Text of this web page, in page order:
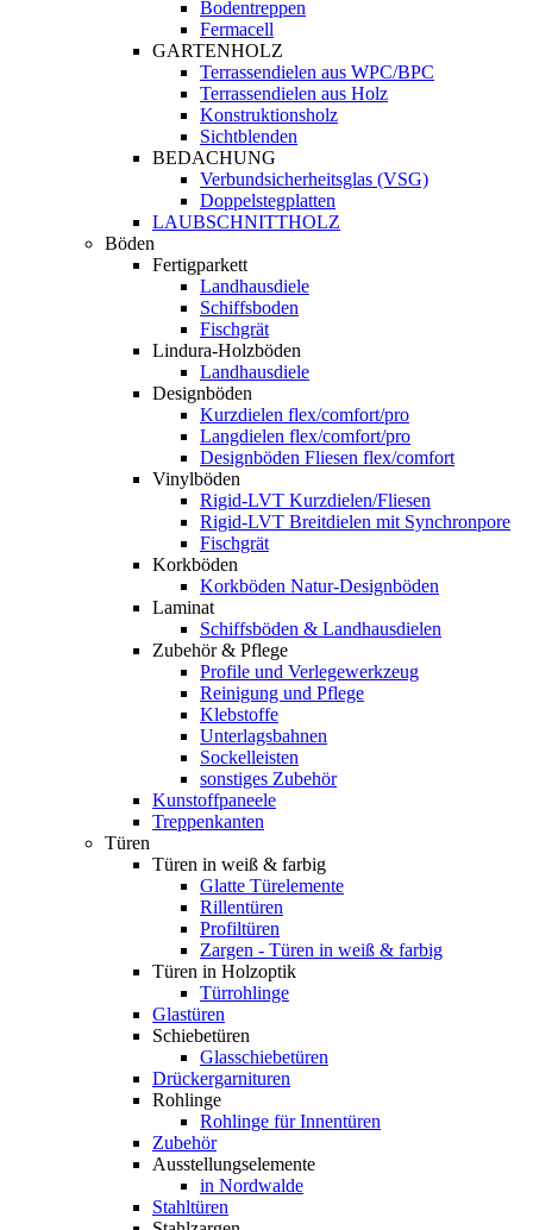
Bodentreppen
Fermacell
GARTENHOLZ
Terrassendielen aus WPC/BPC
Terrassendielen aus Holz
Konstruktionsholz
Sichtblenden
BEDACHUNG
Verbundsicherheitsglas (VSG)
Doppelstegplatten
LAUBSCHNITTHOLZ
Böden
Fertigparkett
Landhausdiele
Schiffsboden
Fischgrät
Lindura-Holzböden
Landhausdiele
Designböden
Kurzdielen flex/comfort/pro
Langdielen flex/comfort/pro
Designböden Fliesen flex/comfort
Vinylböden
Rigid-LVT Kurzdielen/Fliesen
Rigid-LVT Breitdielen mit Synchronpore
Fischgrät
Korkböden
Korkböden Natur-Designböden
Laminat
Schiffsböden & Landhausdielen
Zubehör & Pflege
Profile und Verlegewerkzeug
Reinigung und Pflege
Klebstoffe
Unterlagsbahnen
Sockelleisten
sonstiges Zubehör
Kunstoffpaneele
Treppenkanten
Türen
Türen in weiß & farbig
Glatte Türelemente
Rillentüren
Profiltüren
Zargen - Türen in weiß & farbig
Türen in Holzoptik
Türrohlinge
Glastüren
Schiebetüren
Glasschiebetüren
Drückergarnituren
Rohlinge
Rohlinge für Innentüren
Zubehör
Ausstellungselemente
in Nordwalde
Stahltüren